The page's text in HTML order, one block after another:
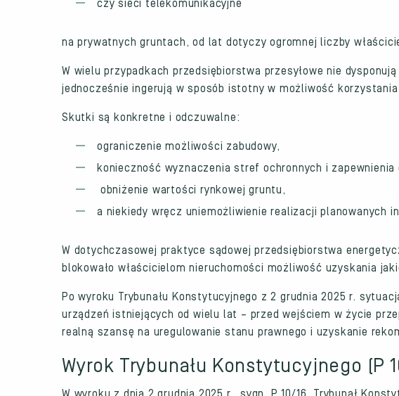
czy sieci telekomunikacyjne
na prywatnych gruntach, od lat dotyczy ogromnej liczby
W wielu przypadkach przedsiębiorstwa przesyłowe nie
jednocześnie ingerują w sposób istotny w możliwość
Skutki są konkretne i odczuwalne:
ograniczenie możliwości zabudowy,
konieczność wyznaczenia stref ochronnych i
obniżenie wartości rynkowej gruntu,
a niekiedy wręcz uniemożliwienie realizacji planowanych
W dotychczasowej praktyce sądowej przedsiębiorstwa
blokowało właścicielom nieruchomości możliwość uzyskania
Po wyroku Trybunału Konstytucyjnego z 2 grudnia 2025 r.
urządzeń istniejących od wielu lat – przed wejściem w życie
realną szansę na uregulowanie stanu prawnego i uzyskanie
Wyrok Trybunału Konstytucyjnego (P